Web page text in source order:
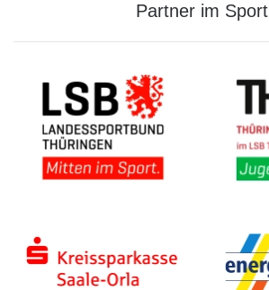
Partner im Sport